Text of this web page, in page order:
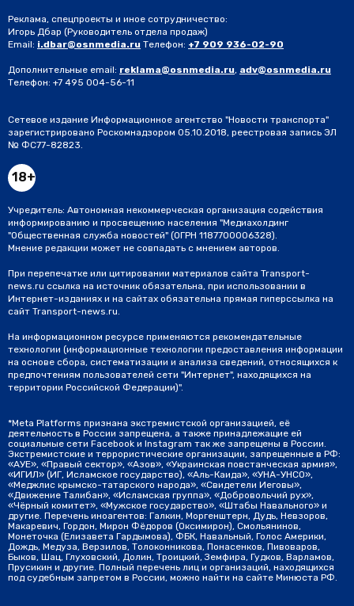
Реклама, спецпроекты и иное сотрудничество:
Игорь Дбар (Руководитель отдела продаж)
Email: i.dbar@osnmedia.ru Телефон: +7 909 936-02-90
Дополнительные email: reklama@osnmedia.ru, adv@osnmedia.ru
Телефон: +7 495 004-56-11
Сетевое издание Информационное агентство "Новости транспорта"
зарегистрировано Роскомнадзором 05.10.2018, реестровая запись ЭЛ
№ ФС77-82823.
18+
Учредитель: Автономная некоммерческая организация содействия
информированию и просвещению населения "Медиахолдинг
"Общественная служба новостей" (ОГРН 1187700006328).
Мнение редакции может не совпадать с мнением авторов.
При перепечатке или цитировании материалов сайта Transport-
news.ru ссылка на источник обязательна, при использовании в
Интернет-изданиях и на сайтах обязательна прямая гиперссылка на
сайт Transport-news.ru.
На информационном ресурсе применяются рекомендательные
технологии (информационные технологии предоставления информации
на основе сбора, систематизации и анализа сведений, относящихся к
предпочтениям пользователей сети "Интернет", находящихся на
территории Российской Федерации)".
*Meta Platforms признана экстремистской организацией, её
деятельность в России запрещена, а также принадлежащие ей
социальные сети Facebook и Instagram так же запрещены в России.
Экстремистские и террористические организации, запрещенные в РФ:
«АУЕ», «Правый сектор», «Азов», «Украинская повстанческая армия»,
«ИГИЛ» (ИГ, Исламское государство), «Аль-Каида», «УНА-УНСО»,
«Меджлис крымско-татарского народа», «Свидетели Иеговы»,
«Движение Талибан», «Исламская группа», «Добровольчий рух»,
«Чёрный комитет», «Мужское государство», «Штабы Навального» и
другие. Перечень иноагентов: Галкин, Моргенштерн, Дудь, Невзоров,
Макаревич, Гордон, Мирон Фёдоров (Оксимирон), Смольянинов,
Монеточка (Елизавета Гардымова), ФБК, Навальный, Голос Америки,
Дождь, Медуза, Верзилов, Толоконникова, Понасенков, Пивоваров,
Быков, Шац, Глуховский, Долин, Троицкий, Земфира, Гудков, Варламов,
Прусикин и другие. Полный перечень лиц и организаций, находящихся
под судебным запретом в России, можно найти на сайте Минюста РФ.